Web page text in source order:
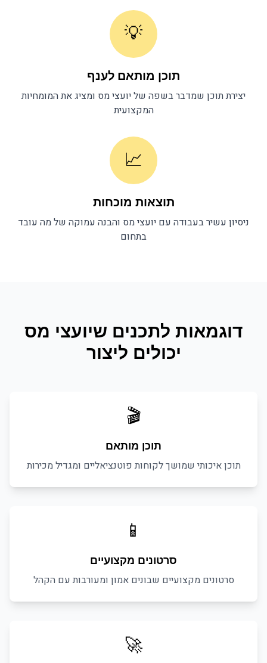
💡
תוכן מותאם לענף
יצירת תוכן שמדבר בשפה שליועצי מס ומציג את המומחיות
המקצועית
📈
תוצאות מוכחות
ניסיון עשיר בעבודה עם יועצי מס והבנה עמוקה של מה עובד
בתחום
דוגמאות לתכנים שיועצי מס
יכולים ליצור
🎬
תוכן מותאם
תוכן איכותי שמושך לקוחות פוטנציאליים ומגדיל מכירות
📱
סרטונים מקצועיים
סרטונים מקצועיים שבונים אמון ומעורבות עם הקהל
🚀